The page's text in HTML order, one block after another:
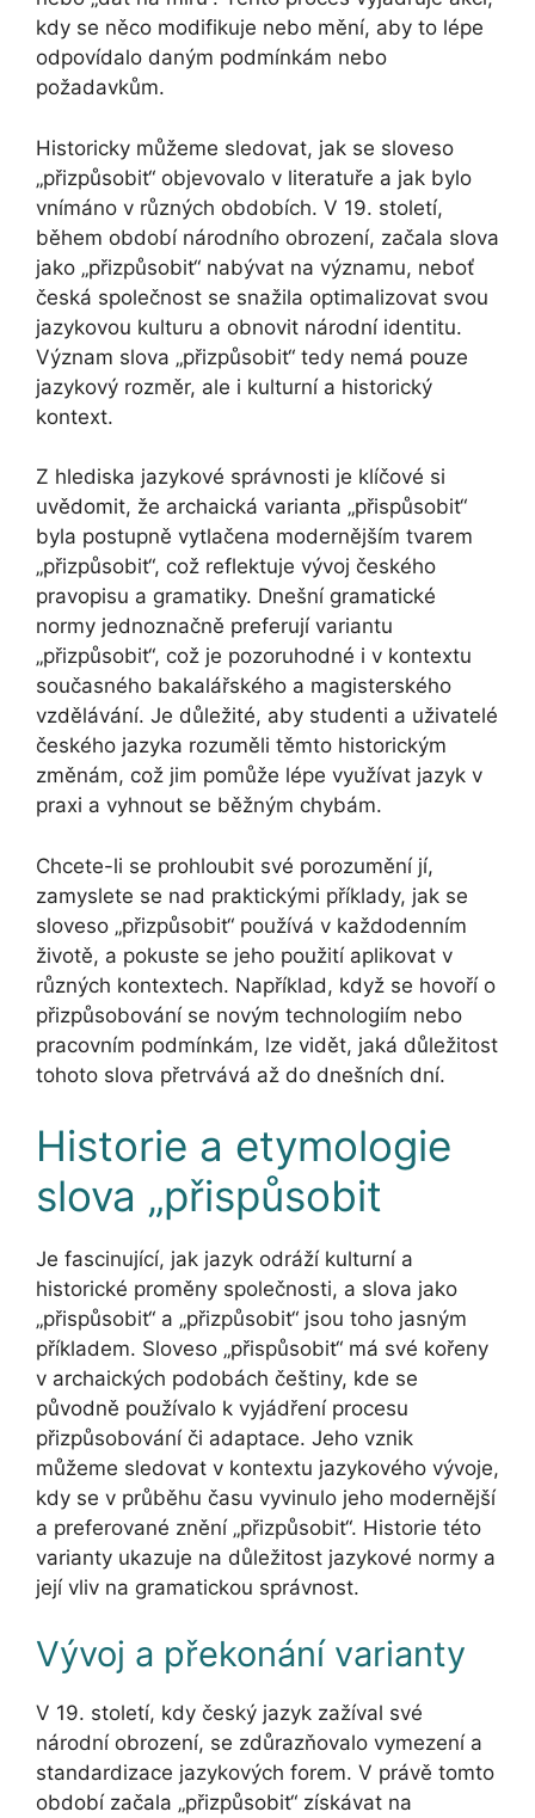
kdy se něco modifikuje nebo mění, aby to lépe
odpovídalo daným podmínkám nebo
požadavkům.
Historicky můžeme sledovat, jak se sloveso
„přizpůsobit“ objevovalo v literatuře a jak bylo
vnímáno v různých obdobích. V 19. století,
během období národního obrození, začala slova
jako „přizpůsobit“ nabývat na významu, neboť
česká společnost se snažila optimalizovat svou
jazykovou kulturu a obnovit národní identitu.
Význam slova „přizpůsobit“ tedy nemá pouze
jazykový rozměr, ale i kulturní a historický
kontext.
Z hlediska jazykové správnosti je klíčové si
uvědomit, že archaická varianta „přispůsobit“
byla postupně vytlačena modernějším tvarem
„přizpůsobit“, což reflektuje vývoj českého
pravopisu a gramatiky. Dnešní gramatické
normy jednoznačně preferují variantu
„přizpůsobit“, což je pozoruhodné i v kontextu
současného bakalářského a magisterského
vzdělávání. Je důležité, aby studenti a uživatelé
českého jazyka rozuměli těmto historickým
změnám, což jim pomůže lépe využívat jazyk v
praxi a vyhnout se běžným chybám.
Chcete-li se prohloubit své porozumění jí,
zamyslete se nad praktickými příklady, jak se
sloveso „přizpůsobit“ používá v každodenním
životě, a pokuste se jeho použití aplikovat v
různých kontextech. Například, když se hovoří o
přizpůsobování se novým technologiím nebo
pracovním podmínkám, lze vidět, jaká důležitost
tohoto slova přetrvává až do dnešních dní.
Historie a etymologie
slova „přispůsobit
Je fascinující, jak jazyk odráží kulturní a
historické proměny společnosti, a slova jako
„přispůsobit“ a „přizpůsobit“ jsou toho jasným
příkladem. Sloveso „přispůsobit“ má své kořeny
v archaických podobách češtiny, kde se
původně používalo k vyjádření procesu
přizpůsobování či adaptace. Jeho vznik
můžeme sledovat v kontextu jazykového vývoje,
kdy se v průběhu času vyvinulo jeho modernější
a preferované znění „přizpůsobit“. Historie této
varianty ukazuje na důležitost jazykové normy a
její vliv na gramatickou správnost.
Vývoj a překonání varianty
V 19. století, kdy český jazyk zažíval své
národní obrození, se zdůrazňovalo vymezení a
standardizace jazykových forem. V právě tomto
období začala „přizpůsobit“ získávat na